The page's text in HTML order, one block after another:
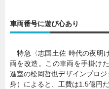
車両番号に遊び心あり
特急〈志国土佐 時代の夜明
両を改造。この車両を手掛け
進室の松岡哲也デザインプロ
身）によると、工費は1.5億円だ